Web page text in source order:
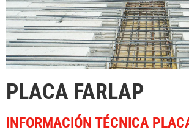
PLACA FARLAP
INFORMACIÓN TÉCNICA